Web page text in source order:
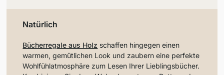
Natürlich
Bücherregale aus Holz schaffen hingegen einen
warmen, gemütlichen Look und zaubern eine perfekte
Wohlfühlatmosphäre zum Lesen Ihrer Lieblingsbücher.